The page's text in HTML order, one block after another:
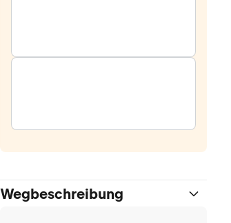
Wegbeschreibung